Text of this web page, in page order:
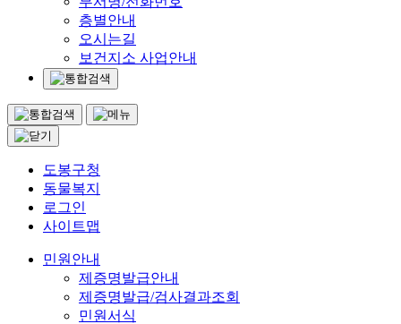
층별안내
오시는길
보건지소 사업안내
도봉구청
동물복지
로그인
사이트맵
민원안내
제증명발급안내
제증명발급/검사결과조회
민원서식